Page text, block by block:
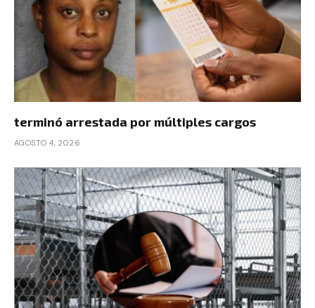
terminó arrestada por múltiples cargos
AGOSTO 4, 2026